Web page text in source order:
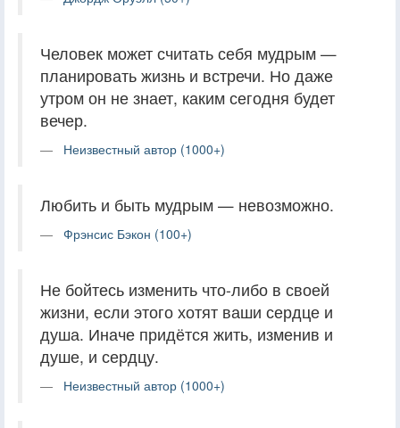
Человек может считать себя мудрым —
планировать жизнь и встречи. Но даже
утром он не знает, каким сегодня будет
вечер.
Неизвестный автор (1000+)
Любить и быть мудрым — невозможно.
Фрэнсис Бэкон (100+)
Не бойтесь изменить что-либо в своей
жизни, если этого хотят ваши сердце и
душа. Иначе придётся жить, изменив и
душе, и сердцу.
Неизвестный автор (1000+)